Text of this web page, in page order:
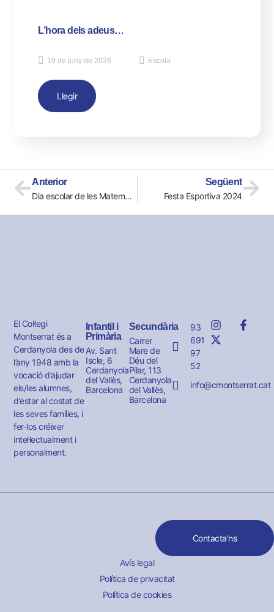
L’hora dels adeus…
19 de juny de 2026 Escola
Llegir
Anterior
Dia escolar de les Matemàtiques
Següent
Festa Esportiva 2024
El Col·legi
Montserrat és a
Cerdanyola des de
l’any 1948 amb la
vocació d’ajudar
els/les alumnes,
d’estar al costat de
les seves famílies, i
fer-los créixer
intel·lectualment i
personalment.
Infantil i
Primària
Av. Sant
Iscle, 6
Cerdanyola
del Vallès,
Barcelona
Secundària
Carrer
Mare de
Déu del
Pilar, 113
Cerdanyola
del Vallès,
Barcelona
93
691
97
52
info@cmontserrat.cat
Contacta'ns
Avís legal
Política de privacitat
Política de cookies